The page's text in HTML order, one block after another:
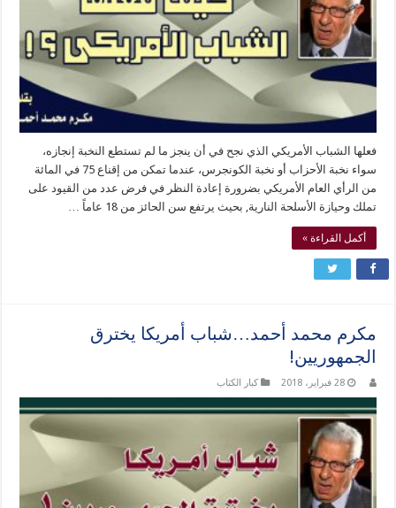
فعلها الشباب الأمريكي الذي نجح في أن ينجز ما لم تستطع النخبة إنجازه،
سواء نخبة الأحزاب أو نخبة الكونجرس، عندما تمكن من إقناع 75 في المائة
من الرأي العام الأمريكي بضرورة إعادة النظر في فرض عدد من القيود على
تملك وحيازة الأسلحة النارية, بحيث يرتفع سن الحائز من 18 عاماً …
أكمل القراءة »
مكرم محمد أحمد…شباب أمريكا يخترق
الجمهوريين!
28 فبراير، 2018 كبار الكتاب